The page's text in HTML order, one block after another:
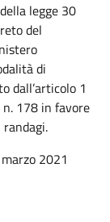
legge 30
del
di
dall’articolo 1
178 in favore
2021